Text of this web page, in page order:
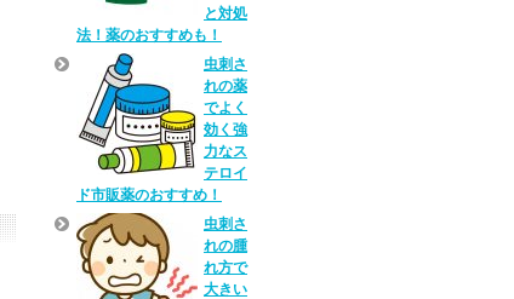
と対処
法！薬のおすすめも！
虫刺さ
れの薬
でよく
効く強
力なス
テロイ
ド市販薬のおすすめ！
虫刺さ
れの腫
れ方で
大きい